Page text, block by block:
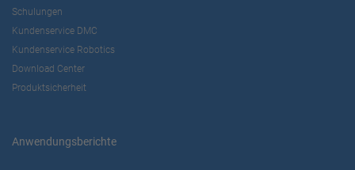
Schulungen
Kundenservice DMC
Kundenservice Robotics
Download Center
Produktsicherheit
Anwendungsberichte